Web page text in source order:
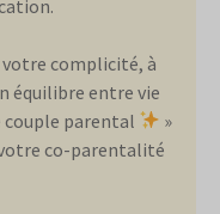
votre complicité, à
équilibre entre vie
parental
»
co-parentalité